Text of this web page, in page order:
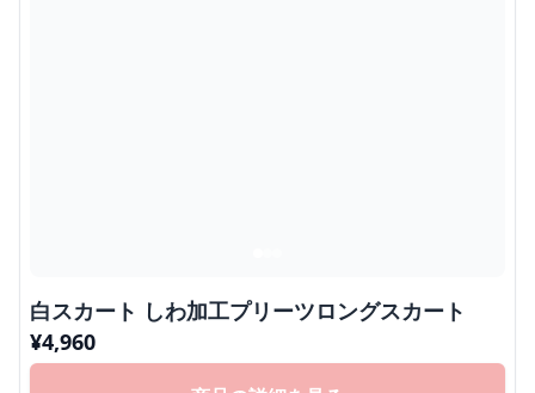
白スカート しわ加工プリーツロングスカート
¥4,960